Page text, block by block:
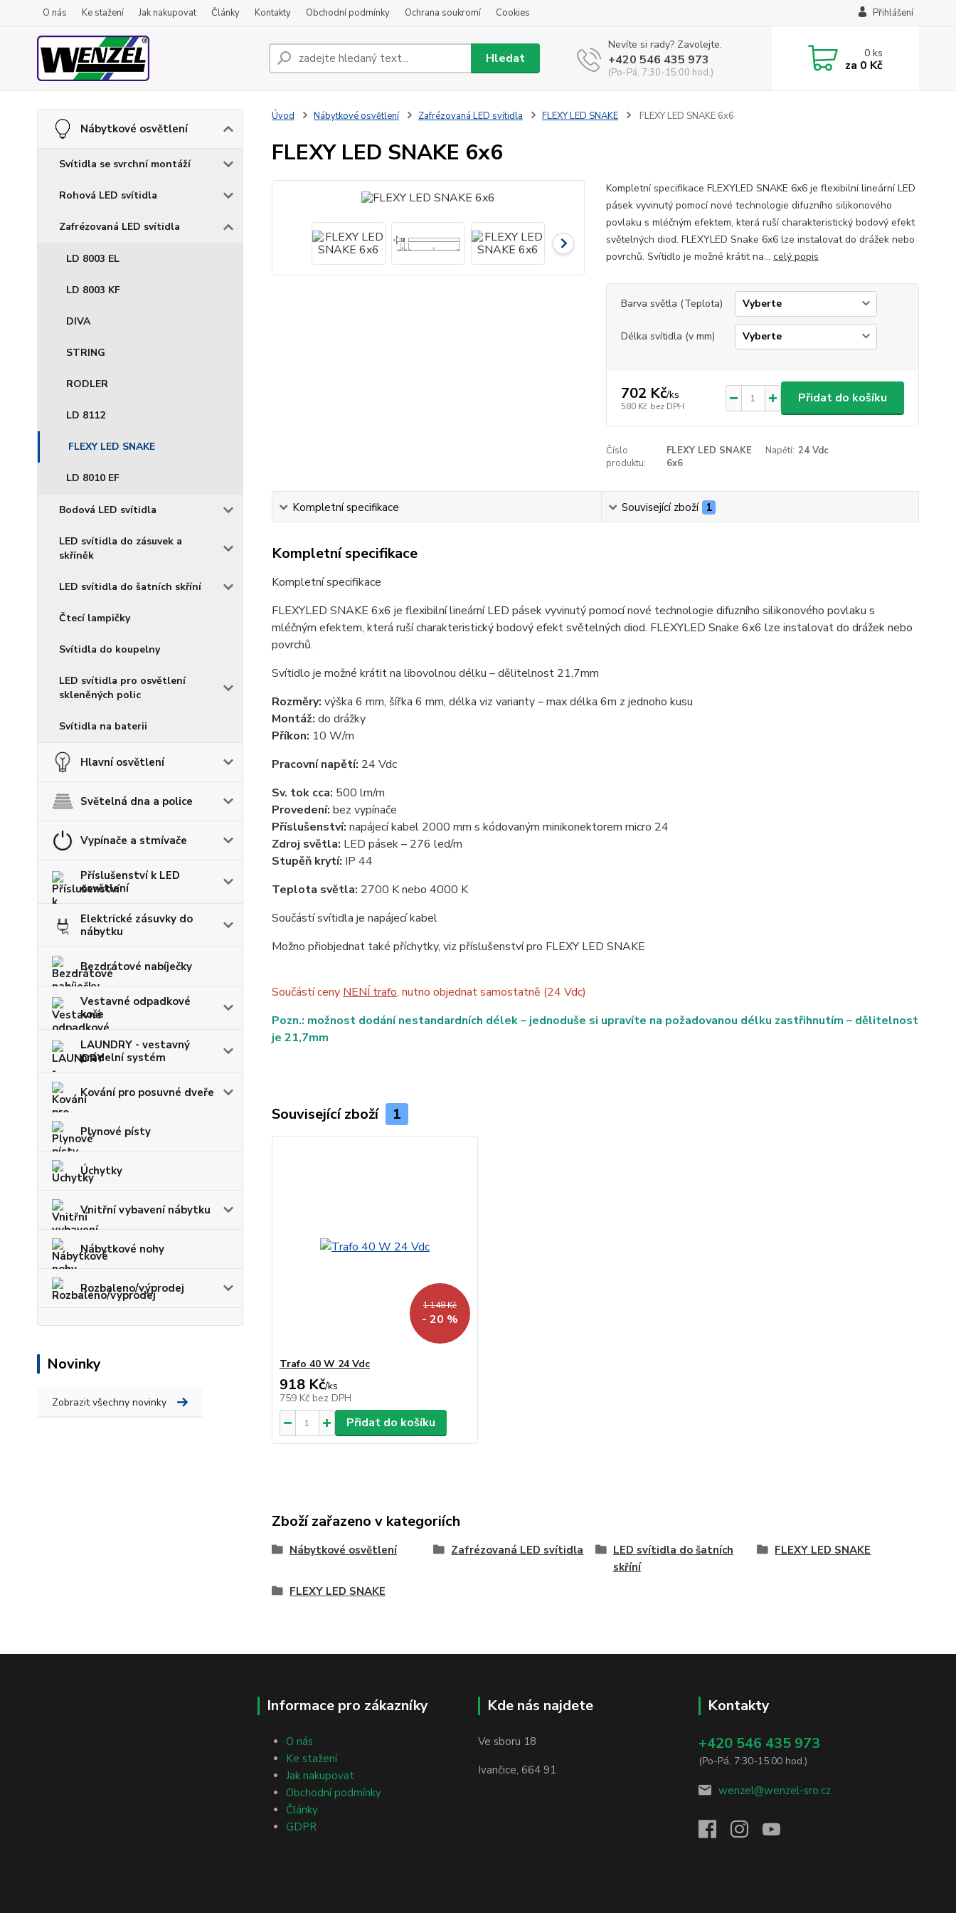
O nás Ke stažení Jak nakupovat Články Kontakty Obchodní podmínky Ochrana soukromí Cookies Přihlášení
Hledat
Nevíte si rady? Zavolejte.
+420 546 435 973
(Po-Pá, 7:30-15:00 hod.)
0ks
za 0 Kč
Nábytkové osvětlení
Svítidla se svrchní montáží
Rohová LED svítidla
Zafrézovaná LED svítidla
LD 8003 EL
LD 8003 KF
DIVA
STRING
RODLER
LD 8112
FLEXY LED SNAKE
LD 8010 EF
Bodová LED svítidla
LED svítidla do zásuvek a
skříněk
LED svítidla do šatních skříní
Čtecí lampičky
Svítidla do koupelny
LED svítidla pro osvětlení
skleněných polic
Svítidla na baterii
Hlavní osvětlení
Světelná dna a police
Vypínače a stmívače
Příslušenství k LED
osvětlení
Elektrické zásuvky do
nábytku
Bezdrátové nabíječky
Vestavné odpadkové
koše
LAUNDRY - vestavný
prádelní systém
Kování pro posuvné dveře
Plynové písty
Úchytky
Vnitřní vybavení nábytku
Nábytkové nohy
Rozbaleno/výprodej
Novinky
Zobrazit všechny novinky
Úvod Nábytkové osvětlení Zafrézovaná LED svítidla FLEXY LED SNAKE FLEXY LED SNAKE 6x6
FLEXY LED SNAKE 6x6
Kompletní specifikace FLEXYLED SNAKE 6x6 je flexibilní lineární LED
pásek vyvinutý pomocí nové technologie difuzního silikonového
povlaku s mléčným efektem, která ruší charakteristický bodový efekt
světelných diod. FLEXYLED Snake 6x6 lze instalovat do drážek nebo
povrchů. Svítidlo je možné krátit na... celý popis
Barva světla (Teplota)
Délka svítidla (v mm)
702 Kč/ks
580 Kč bez DPH
Přidat do košíku
Číslo
produktu:
FLEXY LED SNAKE
6x6
Napětí: 24 Vdc
Kompletní specifikace Související zboží 1
Kompletní specifikace
Kompletní specifikace
FLEXYLED SNAKE 6x6 je flexibilní lineární LED pásek vyvinutý pomocí nové technologie difuzního silikonového povlaku s
mléčným efektem, která ruší charakteristický bodový efekt světelných diod. FLEXYLED Snake 6x6 lze instalovat do drážek nebo
povrchů.
Svítidlo je možné krátit na libovolnou délku – dělitelnost 21,7mm
Rozměry: výška 6 mm, šířka 6 mm, délka viz varianty – max délka 6m z jednoho kusu
Montáž: do drážky
Příkon: 10 W/m
Pracovní napětí: 24 Vdc
Sv. tok cca: 500 lm/m
Provedení: bez vypínače
Příslušenství: napájecí kabel 2000 mm s kódovaným minikonektorem micro 24
Zdroj světla: LED pásek – 276 led/m
Stupěň krytí: IP 44
Teplota světla: 2700 K nebo 4000 K
Součástí svítidla je napájecí kabel
Možno přiobjednat také příchytky, viz příslušenství pro FLEXY LED SNAKE
Součástí ceny NENÍ trafo, nutno objednat samostatně (24 Vdc)
Pozn.: možnost dodání nestandardních délek – jednoduše si upravíte na požadovanou délku zastřihnutím – dělitelnost
je 21,7mm
Související zboží 1
1 148 Kč
- 20 %
Trafo 40 W 24 Vdc
918 Kč/ks
759 Kč bez DPH
Přidat do košíku
Zboží zařazeno v kategoriích
Nábytkové osvětlení Zafrézovaná LED svítidla
LED svítidla do šatních
skříní
FLEXY LED SNAKE
FLEXY LED SNAKE
Informace pro zákazníky
O nás
Ke stažení
Jak nakupovat
Obchodní podmínky
Články
GDPR
Kde nás najdete
Ve sboru 18
Ivančice, 664 91
Kontakty
+420 546 435 973
(Po-Pá, 7:30-15:00 hod.)
wenzel@wenzel-sro.cz